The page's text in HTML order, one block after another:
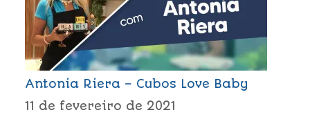
Antonia Riera – Cubos Love Baby
11 de fevereiro de 2021